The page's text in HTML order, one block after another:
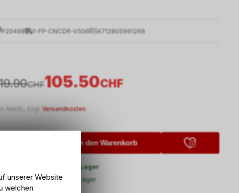
P20498 1-FP-CNCDR-V506 4712805991266
105.50CHF
CHF
MwSt., zzgl. Versandkosten
In den Warenkorb
2 - 5 Tage ab externem Lager
Versand
2 - 5 Tage ab externem Lager
Abholung Bike Zone AG
unserer Website
welchen